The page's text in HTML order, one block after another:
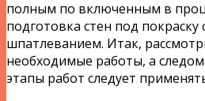
полным по включенным в
подготовка стен под
шпатлеванием. Итак,
необходимые работы, а
этапы работ следует